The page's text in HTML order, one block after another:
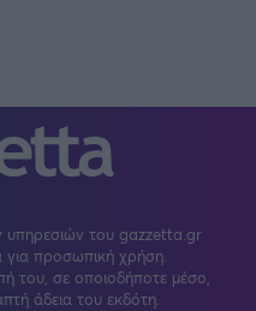
υπηρεσιών του gazzetta.gr
για προσωπική χρήση.
του, σε οποιοδήποτε μέσο,
άδεια του εκδότη.